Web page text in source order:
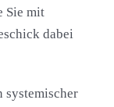
Sie mit
dabei
systemischer